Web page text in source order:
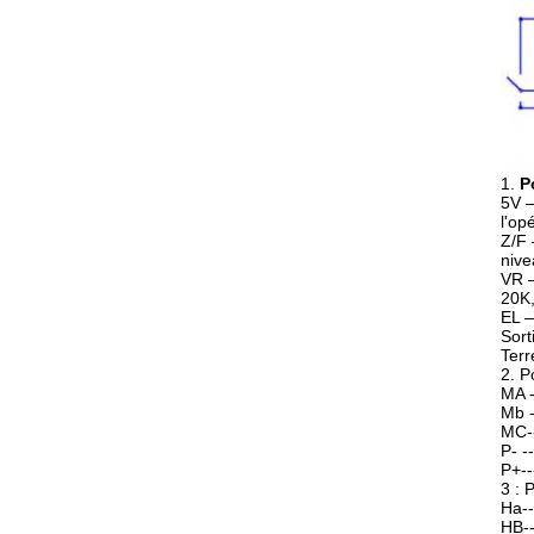
1.
5V
Z/F
VR
EL
2.
MA
Mb
P-
3 :